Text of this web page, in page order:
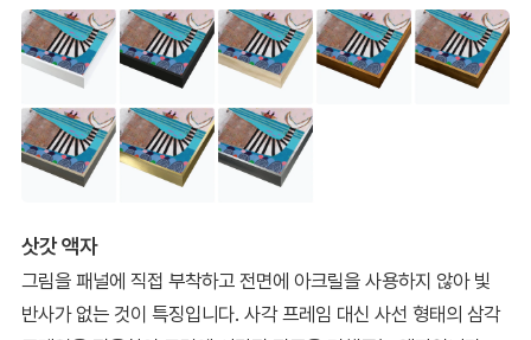
삿갓 액자
그림을 패널에 직접 부착하고 전면에 아크릴을 사용하지 않아 빛
반사가 없는 것이 특징입니다. 사각 프레임 대신 사선 형태의 삼각